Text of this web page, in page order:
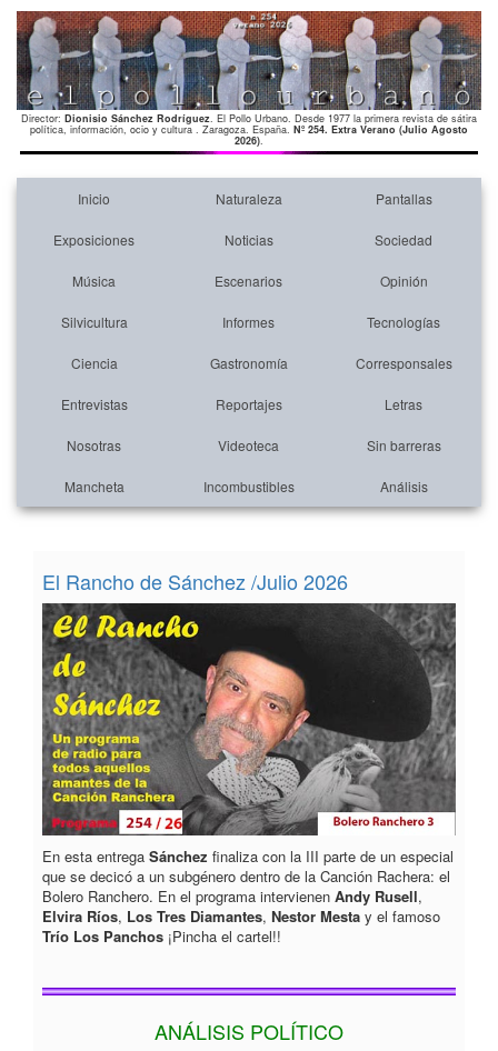
Director: Dionisio Sánchez Rodríguez. El Pollo Urbano. Desde 1977 la primera revista de sátira
política, información, ocio y cultura . Zaragoza. España. Nº 254. Extra Verano (Julio Agosto
2026).
Inicio Naturaleza Pantallas
Exposiciones Noticias Sociedad
Música Escenarios Opinión
Silvicultura Informes Tecnologías
Ciencia Gastronomía Corresponsales
Entrevistas Reportajes Letras
Nosotras Videoteca Sin barreras
Mancheta Incombustibles Análisis
El Rancho de Sánchez /Julio 2026
En esta entrega Sánchez finaliza con la III parte de un especial
que se decicó a un subgénero dentro de la Canción Rachera: el
Bolero Ranchero. En el programa intervienen Andy Rusell,
Elvira Ríos, Los Tres Diamantes, Nestor Mesta y el famoso
Trío Los Panchos ¡Pincha el cartel!!
ANÁLISIS POLÍTICO